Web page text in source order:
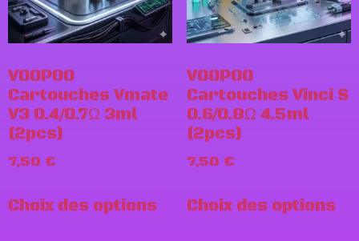
VOOPOO
Cartouches Vmate
V3 0.4/0.7Ω 3ml
(2pcs)
7,50 €
Choix des options
VOOPOO
Cartouches Vinci S
0.6/0.8Ω 4.5ml
(2pcs)
7,50 €
Choix des options